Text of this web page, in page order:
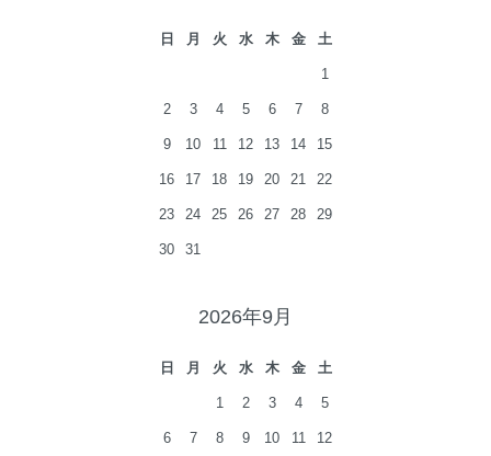
日 月 火 水 木 金 土
1
2 3 4 5 6 7 8
9 10 11 12 13 14 15
16 17 18 19 20 21 22
23 24 25 26 27 28 29
30 31
2026年9月
日 月 火 水 木 金 土
1 2 3 4 5
6 7 8 9 10 11 12